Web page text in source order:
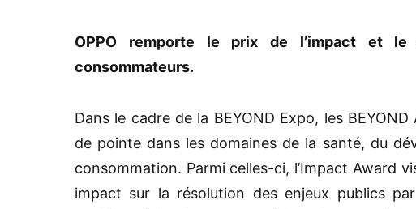
OPPO remporte le prix de l’impact et le
consommateurs.
Dans le cadre de la BEYOND Expo, les
de pointe dans les domaines de la santé, du
consommation. Parmi celles-ci, l’Impact Award
impact sur la résolution des enjeux publics